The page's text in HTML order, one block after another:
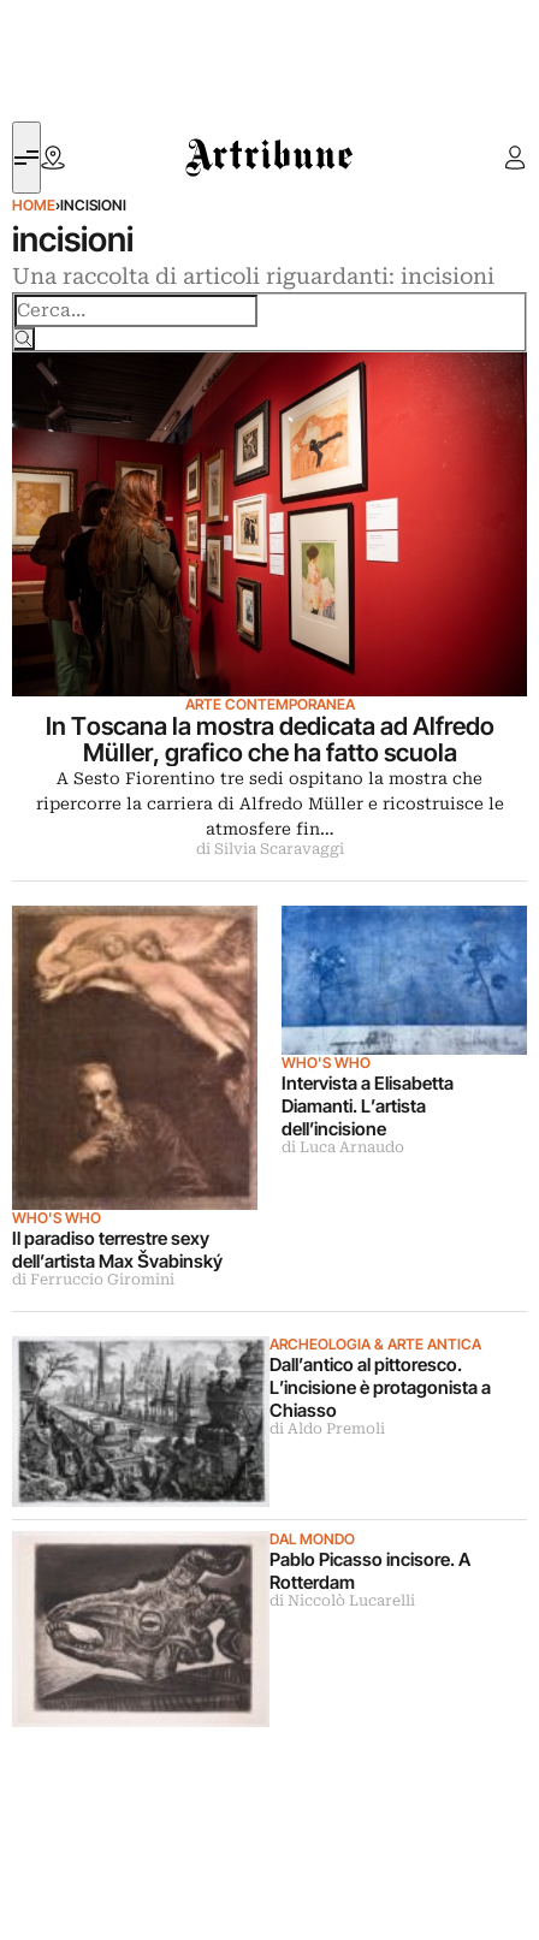
Artribune
HOME›INCISIONI
incisioni
Una raccolta di articoli riguardanti: incisioni
Cerca
ARTE CONTEMPORANEA
In Toscana la mostra dedicata ad Alfredo
Müller, grafico che ha fatto scuola
A Sesto Fiorentino tre sedi ospitano la mostra che
ripercorre la carriera di Alfredo Müller e ricostruisce le
atmosfere fin…
di Silvia Scaravaggi
WHO'S WHO
Il paradiso terrestre sexy
dell’artista Max Švabinský
di Ferruccio Giromini
WHO'S WHO
Intervista a Elisabetta
Diamanti. L’artista
dell’incisione
di Luca Arnaudo
ARCHEOLOGIA & ARTE ANTICA
Dall’antico al pittoresco.
L’incisione è protagonista a
Chiasso
di Aldo Premoli
DAL MONDO
Pablo Picasso incisore. A
Rotterdam
di Niccolò Lucarelli